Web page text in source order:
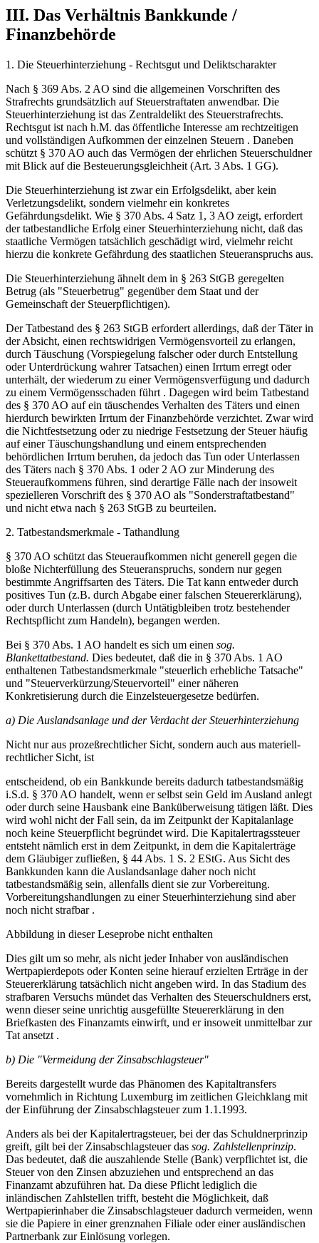
III. Das Verhältnis Bankkunde /
Finanzbehörde
1. Die Steuerhinterziehung - Rechtsgut und Deliktscharakter
Nach § 369 Abs. 2 AO sind die allgemeinen Vorschriften des
Strafrechts grundsätzlich auf Steuerstraftaten anwendbar. Die
Steuerhinterziehung ist das Zentraldelikt des Steuerstrafrechts.
Rechtsgut ist nach h.M. das öffentliche Interesse am rechtzeitigen
und vollständigen Aufkommen der einzelnen Steuern . Daneben
schützt § 370 AO auch das Vermögen der ehrlichen Steuerschuldner
mit Blick auf die Besteuerungsgleichheit (Art. 3 Abs. 1 GG).
Die Steuerhinterziehung ist zwar ein Erfolgsdelikt, aber kein
Verletzungsdelikt, sondern vielmehr ein konkretes
Gefährdungsdelikt. Wie § 370 Abs. 4 Satz 1, 3 AO zeigt, erfordert
der tatbestandliche Erfolg einer Steuerhinterziehung nicht, daß das
staatliche Vermögen tatsächlich geschädigt wird, vielmehr reicht
hierzu die konkrete Gefährdung des staatlichen Steueranspruchs aus.
Die Steuerhinterziehung ähnelt dem in § 263 StGB geregelten
Betrug (als "Steuerbetrug" gegenüber dem Staat und der
Gemeinschaft der Steuerpflichtigen).
Der Tatbestand des § 263 StGB erfordert allerdings, daß der Täter in
der Absicht, einen rechtswidrigen Vermögensvorteil zu erlangen,
durch Täuschung (Vorspiegelung falscher oder durch Entstellung
oder Unterdrückung wahrer Tatsachen) einen Irrtum erregt oder
unterhält, der wiederum zu einer Vermögensverfügung und dadurch
zu einem Vermögensschaden führt . Dagegen wird beim Tatbestand
des § 370 AO auf ein täuschendes Verhalten des Täters und einen
hierdurch bewirkten Irrtum der Finanzbehörde verzichtet. Zwar wird
die Nichtfestsetzung oder zu niedrige Festsetzung der Steuer häufig
auf einer Täuschungshandlung und einem entsprechenden
behördlichen Irrtum beruhen, da jedoch das Tun oder Unterlassen
des Täters nach § 370 Abs. 1 oder 2 AO zur Minderung des
Steueraufkommens führen, sind derartige Fälle nach der insoweit
spezielleren Vorschrift des § 370 AO als "Sonderstraftatbestand"
und nicht etwa nach § 263 StGB zu beurteilen.
2. Tatbestandsmerkmale - Tathandlung
§ 370 AO schützt das Steueraufkommen nicht generell gegen die
bloße Nichterfüllung des Steueranspruchs, sondern nur gegen
bestimmte Angriffsarten des Täters. Die Tat kann entweder durch
positives Tun (z.B. durch Abgabe einer falschen Steuererklärung),
oder durch Unterlassen (durch Untätigbleiben trotz bestehender
Rechtspflicht zum Handeln), begangen werden.
Bei § 370 Abs. 1 AO handelt es sich um einen sog.
Blankettatbestand. Dies bedeutet, daß die in § 370 Abs. 1 AO
enthaltenen Tatbestandsmerkmale "steuerlich erhebliche Tatsache"
und "Steuerverkürzung/Steuervorteil" einer näheren
Konkretisierung durch die Einzelsteuergesetze bedürfen.
a) Die Auslandsanlage und der Verdacht der Steuerhinterziehung
Nicht nur aus prozeßrechtlicher Sicht, sondern auch aus materiell-
rechtlicher Sicht, ist
entscheidend, ob ein Bankkunde bereits dadurch tatbestandsmäßig
i.S.d. § 370 AO handelt, wenn er selbst sein Geld im Ausland anlegt
oder durch seine Hausbank eine Banküberweisung tätigen läßt. Dies
wird wohl nicht der Fall sein, da im Zeitpunkt der Kapitalanlage
noch keine Steuerpflicht begründet wird. Die Kapitalertragssteuer
entsteht nämlich erst in dem Zeitpunkt, in dem die Kapitalerträge
dem Gläubiger zufließen, § 44 Abs. 1 S. 2 EStG. Aus Sicht des
Bankkunden kann die Auslandsanlage daher noch nicht
tatbestandsmäßig sein, allenfalls dient sie zur Vorbereitung.
Vorbereitungshandlungen zu einer Steuerhinterziehung sind aber
noch nicht strafbar .
Abbildung in dieser Leseprobe nicht enthalten
Dies gilt um so mehr, als nicht jeder Inhaber von ausländischen
Wertpapierdepots oder Konten seine hierauf erzielten Erträge in der
Steuererklärung tatsächlich nicht angeben wird. In das Stadium des
strafbaren Versuchs mündet das Verhalten des Steuerschuldners erst,
wenn dieser seine unrichtig ausgefüllte Steuererklärung in den
Briefkasten des Finanzamts einwirft, und er insoweit unmittelbar zur
Tat ansetzt .
b) Die "Vermeidung der Zinsabschlagsteuer"
Bereits dargestellt wurde das Phänomen des Kapitaltransfers
vornehmlich in Richtung Luxemburg im zeitlichen Gleichklang mit
der Einführung der Zinsabschlagsteuer zum 1.1.1993.
Anders als bei der Kapitalertragsteuer, bei der das Schuldnerprinzip
greift, gilt bei der Zinsabschlagsteuer das sog. Zahlstellenprinzip.
Das bedeutet, daß die auszahlende Stelle (Bank) verpflichtet ist, die
Steuer von den Zinsen abzuziehen und entsprechend an das
Finanzamt abzuführen hat. Da diese Pflicht lediglich die
inländischen Zahlstellen trifft, besteht die Möglichkeit, daß
Wertpapierinhaber die Zinsabschlagsteuer dadurch vermeiden, wenn
sie die Papiere in einer grenznahen Filiale oder einer ausländischen
Partnerbank zur Einlösung vorlegen.